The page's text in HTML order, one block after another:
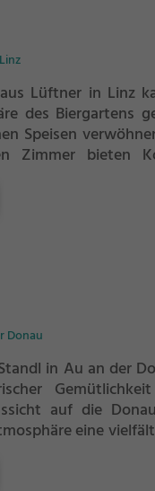
Lüftner in Linz
des Biergartens
Speisen
Zimmer bieten
der Biergarten im
gemütlichen Bar
Bier ausklingen.
der ideale Ort
Lass
dem
Gastlichkeit in Linz.
Donau
in Au an der
auf die
eine
sich kulinarisch
verwöhnen